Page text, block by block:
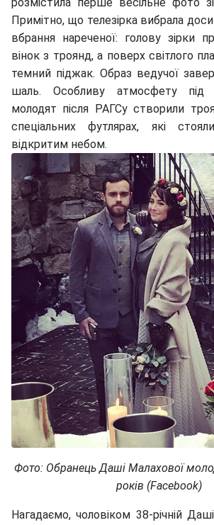
Примітно, що телезірка вибрала
вбрання нареченої: голову зірки
вінок з троянд, а поверх світлого
темний піджак. Образ ведучої
шаль. Особливу атмосфету під
молодят після РАГСу створили
спеціальних футлярах, які
відкритим небом.
Фото: Обранець Даші Малахової
років (Facebook)
Нагадаємо, чоловіком 38-річній